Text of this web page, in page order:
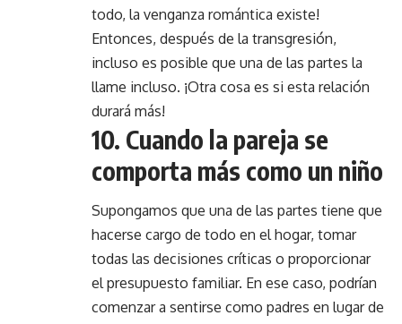
todo, la venganza romántica existe!
Entonces, después de la transgresión,
incluso es posible que una de las partes la
llame incluso. ¡Otra cosa es si esta relación
durará más!
10. Cuando la pareja se
comporta más como un niño
Supongamos que una de las partes tiene que
hacerse cargo de todo en el hogar, tomar
todas las decisiones críticas o proporcionar
el presupuesto familiar. En ese caso, podrían
comenzar a sentirse como padres en lugar de